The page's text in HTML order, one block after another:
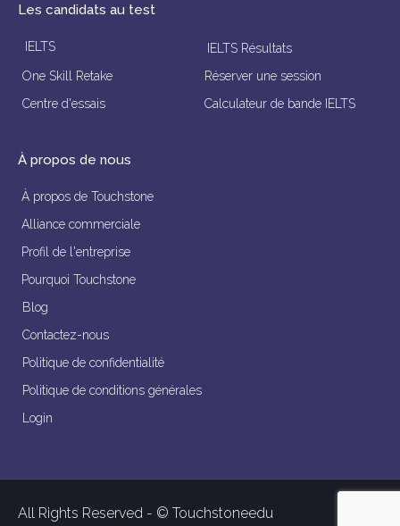
Les candidats au test
IELTS
IELTS Résultats
One Skill Retake
Réserver une session
Centre d'essais
Calculateur de bande IELTS
À propos de nous
À propos de Touchstone
Alliance commerciale
Profil de l'entreprise
Pourquoi Touchstone
Blog
Contactez-nous
Politique de confidentialité
Politique de conditions générales
Login
All Rights Reserved - © Touchstoneedu